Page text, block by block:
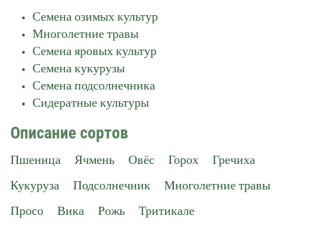
Семена озимых культур
Многолетние травы
Семена яровых культур
Семена кукурузы
Семена подсолнечника
Сидератные культуры
Описание сортов
Пшеница Ячмень Овёс Горох
Гречиха
Кукуруза
Подсолнечник
Многолетние травы
Просо
Вика Рожь Тритикале